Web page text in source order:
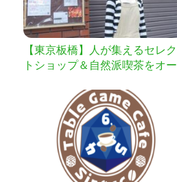
【東京板橋】人が集えるセレク
トショップ＆自然派喫茶をオー